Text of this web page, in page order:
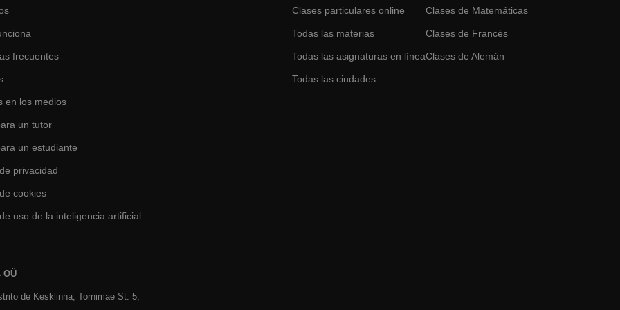
frecuentes
en los medios
un tutor
un estudiante
privacidad
cookies
uso de la inteligencia artificial
OÜ
de Kesklinna, Tornimаe St. 5,
Clases particulares online
Todas las materias
Todas las asignaturas en línea
Todas las ciudades
Clases de Matemáticas
Clases de Francés
Clases de Alemán